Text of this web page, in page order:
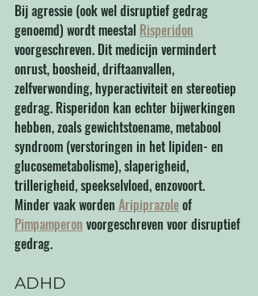
Bij agressie (ook wel disruptief gedrag
genoemd) wordt meestal Risperidon
voorgeschreven. Dit medicijn vermindert
onrust, boosheid, driftaanvallen,
zelfverwonding, hyperactiviteit en stereotiep
gedrag. Risperidon kan echter bijwerkingen
hebben, zoals gewichtstoename, metabool
syndroom (verstoringen in het lipiden- en
glucosemetabolisme), slaperigheid,
trillerigheid, speekselvloed, enzovoort.
Minder vaak worden Aripiprazole of
Pimpamperon voorgeschreven voor disruptief
gedrag.
ADHD